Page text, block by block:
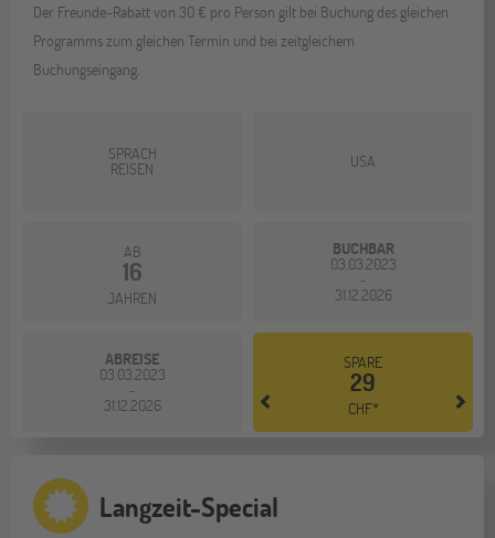
Der Freunde-Rabatt von 30 € pro Person gilt bei Buchung des gleichen
Programms zum gleichen Termin und bei zeitgleichem
Buchungseingang.
SPRACH
REISEN USA
AB
16
JAHREN
BUCHBAR
03.03.2023
-
31.12.2026
ABREISE
03.03.2023
-
31.12.2026
SPARE
29
CHF*
Langzeit-Special